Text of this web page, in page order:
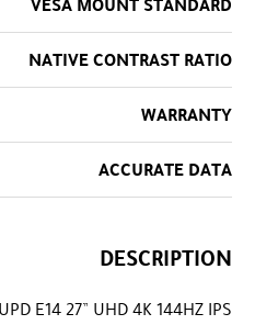
NATIVE CONTRAST RATIO
WARRANTY
ACCURATE DATA
DESCRIPTION
E14 27” UHD 4K 144HZ IPS